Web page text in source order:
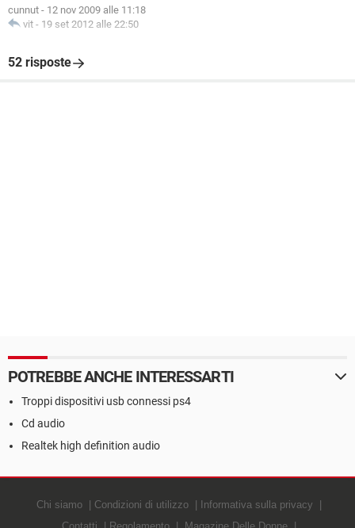
cunnut - 12 nov 2009 alle 11:18
vit - 19 set 2012 alle 22:50
52 risposte
POTREBBE ANCHE INTERESSARTI
Troppi dispositivi usb connessi ps4
Cd audio
Realtek high definition audio
Chi siamo Condizioni di utilizzo
Informativa sulla privacy